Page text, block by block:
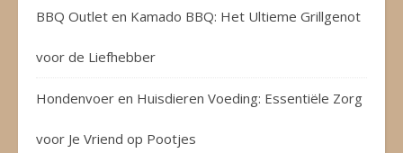
BBQ Outlet en Kamado BBQ: Het Ultieme Grillgenot
voor de Liefhebber
Hondenvoer en Huisdieren Voeding: Essentiële Zorg
voor Je Vriend op Pootjes